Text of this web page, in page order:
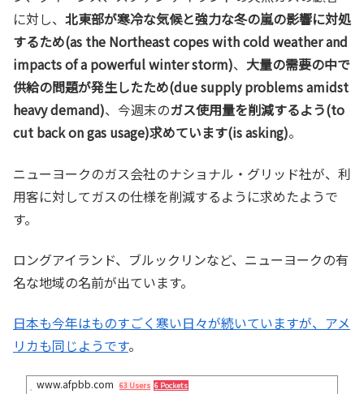
に対し、 北東部が寒冷な気候と強力な冬の嵐の影響に対処
するため(as the Northeast copes with cold weather and
impacts of a powerful winter storm)、 大量の需要の中で
供給の問題が発生したため(due supply problems amidst
heavy demand)、今週末のガス使用量を削減するよう(to
cut back on gas usage)求めています(is asking)。
ニューヨークのガス会社のナショナル・グリッド社が、利
用客に対してガスの仕様を削減するように求めたようで
す。
ロングアイランド、ブルックリンなど、ニューヨークの有
名な地域の名前が出ています。
日本も今年はものすごく寒い日々が続いていますが、アメ
リカも同じようです。
www.afpbb.com 63 Users 6 Pockets